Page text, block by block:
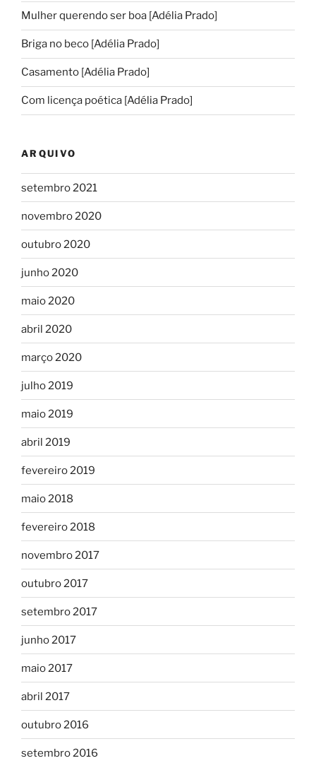
Mulher querendo ser boa [Adélia Prado]
Briga no beco [Adélia Prado]
Casamento [Adélia Prado]
Com licença poética [Adélia Prado]
ARQUIVO
setembro 2021
novembro 2020
outubro 2020
junho 2020
maio 2020
abril 2020
março 2020
julho 2019
maio 2019
abril 2019
fevereiro 2019
maio 2018
fevereiro 2018
novembro 2017
outubro 2017
setembro 2017
junho 2017
maio 2017
abril 2017
outubro 2016
setembro 2016